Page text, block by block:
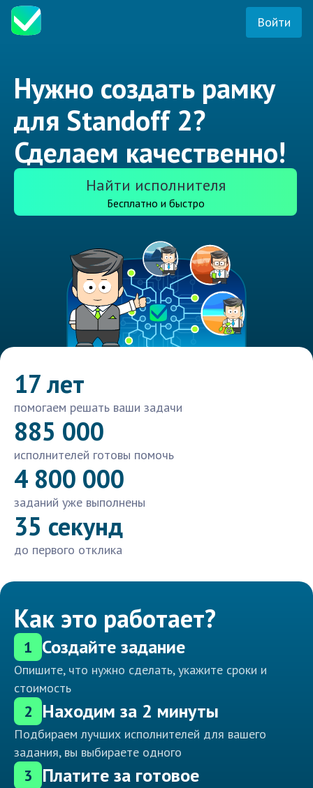
Войти
Нужно создать рамку
для Standoff 2?
Сделаем качественно!
Найти исполнителя
Бесплатно и быстро
17 лет
помогаем решать ваши задачи
885 000
исполнителей готовы помочь
4 800 000
заданий уже выполнены
35 секунд
до первого отклика
Как это работает?
1 Создайте задание
Опишите, что нужно сделать, укажите сроки и
стоимость
2 Находим за 2 минуты
Подбираем лучших исполнителей для вашего
задания, вы выбираете одного
3 Платите за готовое